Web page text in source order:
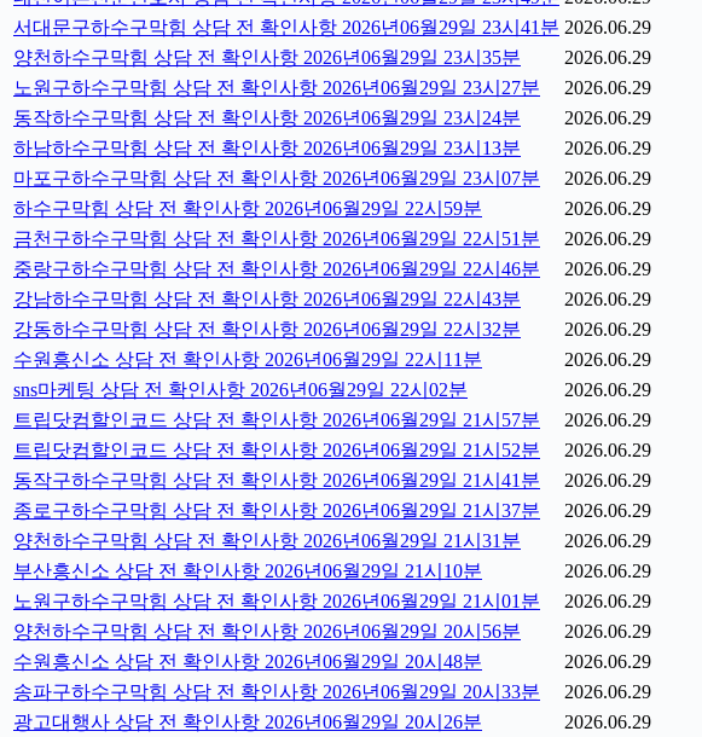
서대문구하수구막힘 상담 전 확인사항 2026년06월29일 23시41분 2026.06.29
양천하수구막힘 상담 전 확인사항 2026년06월29일 23시35분
2026.06.29
노원구하수구막힘 상담 전 확인사항 2026년06월29일 23시27분
2026.06.29
동작하수구막힘 상담 전 확인사항 2026년06월29일 23시24분
2026.06.29
하남하수구막힘 상담 전 확인사항 2026년06월29일 23시13분
2026.06.29
마포구하수구막힘 상담 전 확인사항 2026년06월29일 23시07분
2026.06.29
하수구막힘 상담 전 확인사항 2026년06월29일 22시59분
2026.06.29
금천구하수구막힘 상담 전 확인사항 2026년06월29일 22시51분
2026.06.29
중랑구하수구막힘 상담 전 확인사항 2026년06월29일 22시46분
2026.06.29
강남하수구막힘 상담 전 확인사항 2026년06월29일 22시43분
2026.06.29
강동하수구막힘 상담 전 확인사항 2026년06월29일 22시32분
2026.06.29
수원흥신소 상담 전 확인사항 2026년06월29일 22시11분
2026.06.29
sns마케팅 상담 전 확인사항 2026년06월29일 22시02분
2026.06.29
트립닷컴할인코드 상담 전 확인사항 2026년06월29일 21시57분
2026.06.29
트립닷컴할인코드 상담 전 확인사항 2026년06월29일 21시52분
2026.06.29
동작구하수구막힘 상담 전 확인사항 2026년06월29일 21시41분
2026.06.29
종로구하수구막힘 상담 전 확인사항 2026년06월29일 21시37분
2026.06.29
양천하수구막힘 상담 전 확인사항 2026년06월29일 21시31분
2026.06.29
부산흥신소 상담 전 확인사항 2026년06월29일 21시10분
2026.06.29
노원구하수구막힘 상담 전 확인사항 2026년06월29일 21시01분
2026.06.29
양천하수구막힘 상담 전 확인사항 2026년06월29일 20시56분
2026.06.29
수원흥신소 상담 전 확인사항 2026년06월29일 20시48분
2026.06.29
송파구하수구막힘 상담 전 확인사항 2026년06월29일 20시33분
2026.06.29
광고대행사 상담 전 확인사항 2026년06월29일 20시26분
2026.06.29